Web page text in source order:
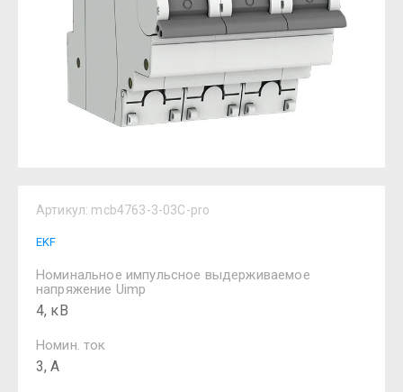
Артикул: mcb4763-3-03C-pro
EKF
Номинальное импульсное выдерживаемое
напряжение Uimp
4, кВ
Номин. ток
3, А